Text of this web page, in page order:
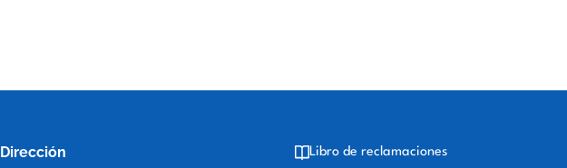
Dirección Libro de reclamaciones